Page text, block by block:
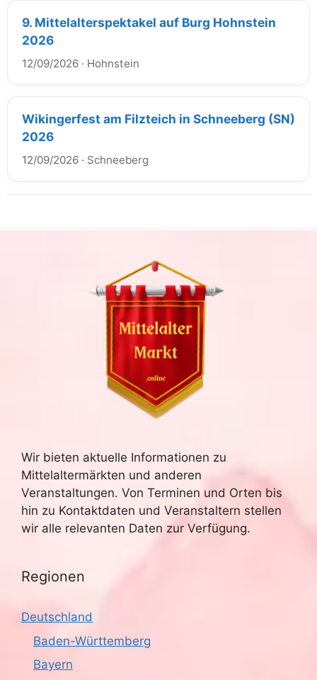
9. Mittelalterspektakel auf Burg Hohnstein
2026
12/09/2026 · Hohnstein
Wikingerfest am Filzteich in Schneeberg (SN)
2026
12/09/2026 · Schneeberg
Wir bieten aktuelle Informationen zu
Mittelaltermärkten und anderen
Veranstaltungen. Von Terminen und Orten bis
hin zu Kontaktdaten und Veranstaltern stellen
wir alle relevanten Daten zur Verfügung.
Regionen
Deutschland
Baden-Württemberg
Bayern